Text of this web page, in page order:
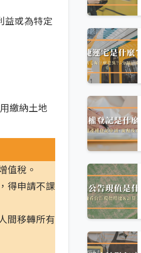
益或為特定
繳納土地
值稅。
得申請不課
間移轉所有